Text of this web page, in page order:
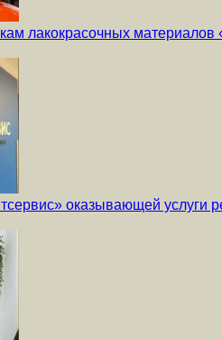
лакокрасочных
оказывающей услуги